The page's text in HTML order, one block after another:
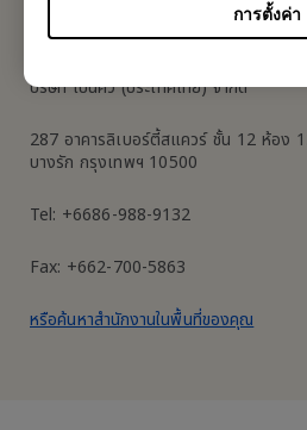
การตั้งค่า
BenQ
บริษัท เบ็นคิว (ประเทศไทย) จำกัด
287 อาคารลิเบอร์ตี้สแควร์ ชั้น 12 ห้อง
บางรัก กรุงเทพฯ 10500
Tel: +6686-988-9132
Fax: +662-700-5863
หรือค้นหาสำนักงานในพื้นที่ของคุณ